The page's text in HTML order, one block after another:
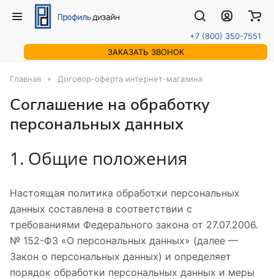
+7 (800) 350-7551
ЗАКАЗАТЬ ЗВОНОК
Главная Договор-оферта интернет-магазина
Соглашение на обработку
персональных данных
1. Общие положения
Настоящая политика обработки персональных
данных составлена в соответствии с
требованиями Федерального закона от 27.07.2006.
№ 152-ФЗ «О персональных данных» (далее —
Закон о персональных данных) и определяет
порядок обработки персональных данных и меры